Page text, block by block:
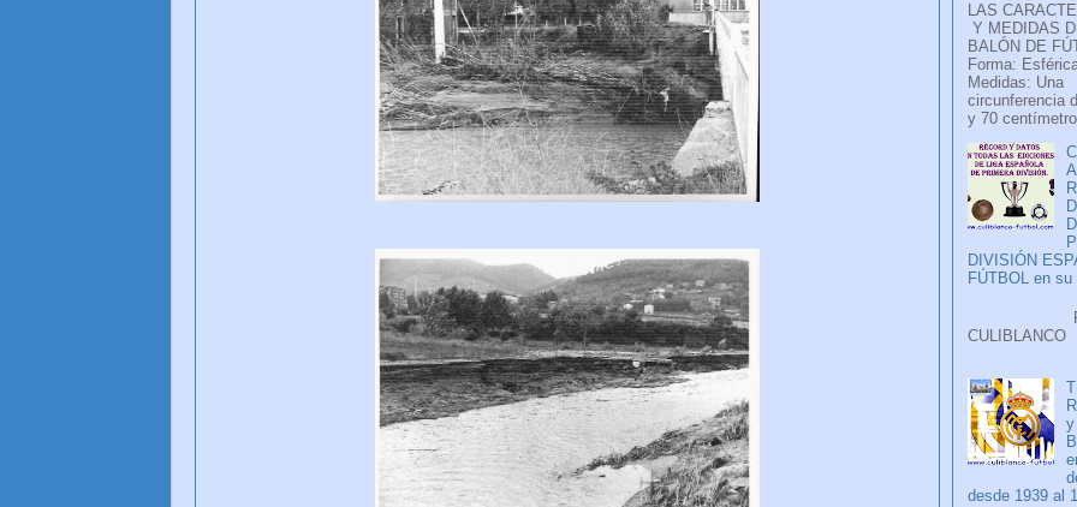
LAS
Y MEDIDAS
BALÓN DE
Forma:
Medidas: Una
circunferencia
y 70
DIVISIÓN
FÚTBOL en su
y
desde 1939 al